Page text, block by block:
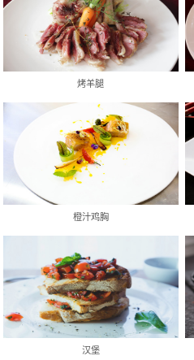
烤羊腿
橙汁鸡胸
汉堡